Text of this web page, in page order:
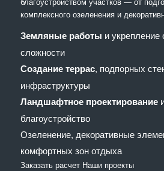
комплексного озеленения и
Земляные работы и
сложности
Создание террас, подпорных
инфраструктуры
Ландшафтное проектирование
благоустройство
Озеленение, декоративные
комфортных зон отдыха
Заказать расчет Наши проекты